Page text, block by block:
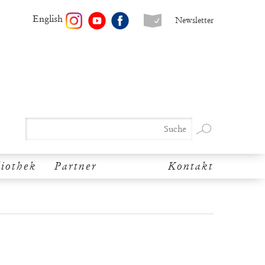
Newsletter
English
Partner Kontakt